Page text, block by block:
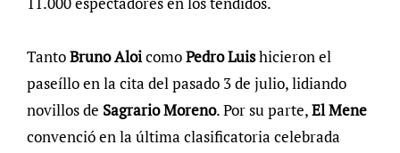
TantoBruno AloicomoPedro Luishicieron el
paseíllo en la cita del pasado 3 de julio, lidiando
novillos de Sagrario Moreno. Por su parte,El Mene
convenció en la última clasificatoria celebrada